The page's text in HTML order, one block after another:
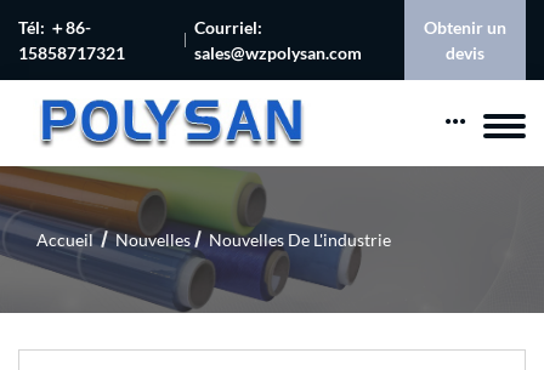
Tél: ＋86-
15858717321
Courriel:
sales@wzpolysan.com
Obtenir un
devis
Accueil Nouvelles Nouvelles De L'industrie